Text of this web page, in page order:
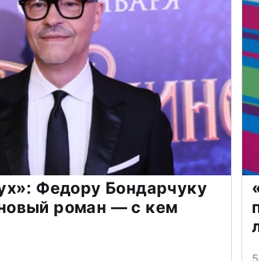
Федору Бондарчуку
роман — с кем